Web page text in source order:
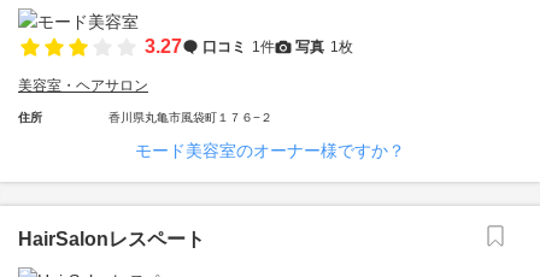
3.27 口コミ 1件 写真 1枚
美容室・ヘアサロン
住所 香川県丸亀市風袋町１７６−２
モード美容室のオーナー様ですか？
HairSalonレスペート